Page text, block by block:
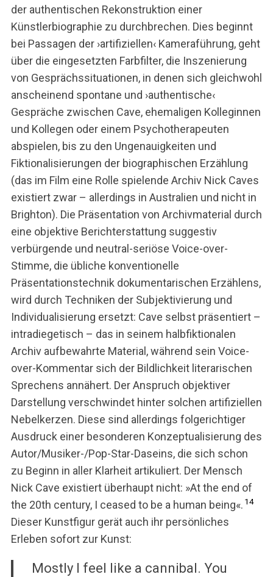
der authentischen Rekonstruktion einer
Künstlerbiographie zu durchbrechen. Dies beginnt
bei Passagen der ›artifiziellen‹ Kameraführung, geht
über die eingesetzten Farbfilter, die Inszenierung
von Gesprächssituationen, in denen sich gleichwohl
anscheinend spontane und ›authentische‹
Gespräche zwischen Cave, ehemaligen Kolleginnen
und Kollegen oder einem Psychotherapeuten
abspielen, bis zu den Ungenauigkeiten und
Fiktionalisierungen der biographischen Erzählung
(das im Film eine Rolle spielende Archiv Nick Caves
existiert zwar – allerdings in Australien und nicht in
Brighton). Die Präsentation von Archivmaterial durch
eine objektive Berichterstattung suggestiv
verbürgende und neutral-seriöse Voice-over-
Stimme, die übliche konventionelle
Präsentationstechnik dokumentarischen Erzählens,
wird durch Techniken der Subjektivierung und
Individualisierung ersetzt: Cave selbst präsentiert –
intradiegetisch – das in seinem halbfiktionalen
Archiv aufbewahrte Material, während sein Voice-
over-Kommentar sich der Bildlichkeit literarischen
Sprechens annähert. Der Anspruch objektiver
Darstellung verschwindet hinter solchen artifiziellen
Nebelkerzen. Diese sind allerdings folgerichtiger
Ausdruck einer besonderen Konzeptualisierung des
Autor/Musiker-/Pop-Star-Daseins, die sich schon
zu Beginn in aller Klarheit artikuliert. Der Mensch
Nick Cave existiert überhaupt nicht: »At the end of
the 20th century, I ceased to be a human being«. 14
Dieser Kunstfigur gerät auch ihr persönliches
Erleben sofort zur Kunst:
Mostly I feel like a cannibal. You